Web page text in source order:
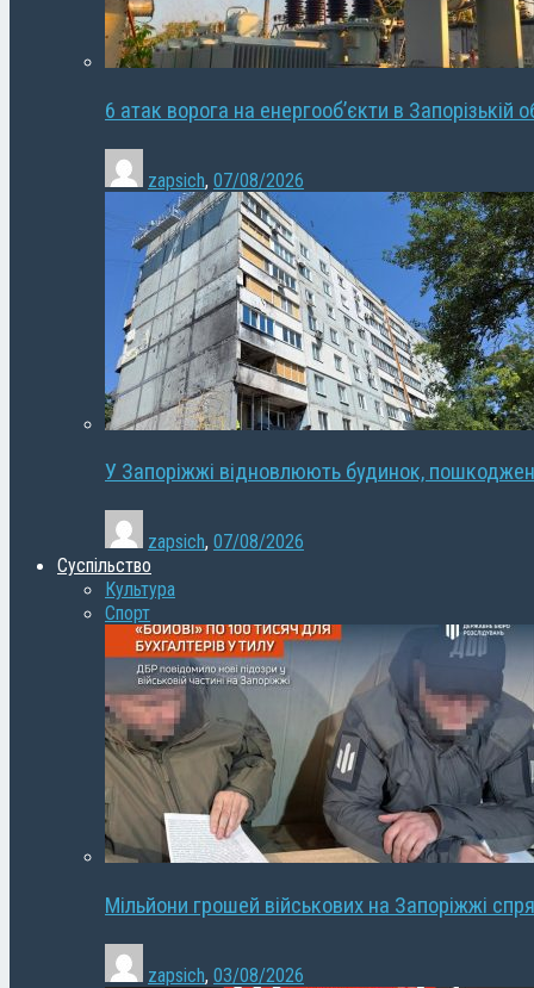
6 атак ворога на енергооб’єкти в Запорізькій
zapsich, 07/08/2026
У Запоріжжі відновлюють будинок,
zapsich, 07/08/2026
Суспільство
Культура
Спорт
Мільйони грошей військових на Запоріжжі
zapsich, 03/08/2026